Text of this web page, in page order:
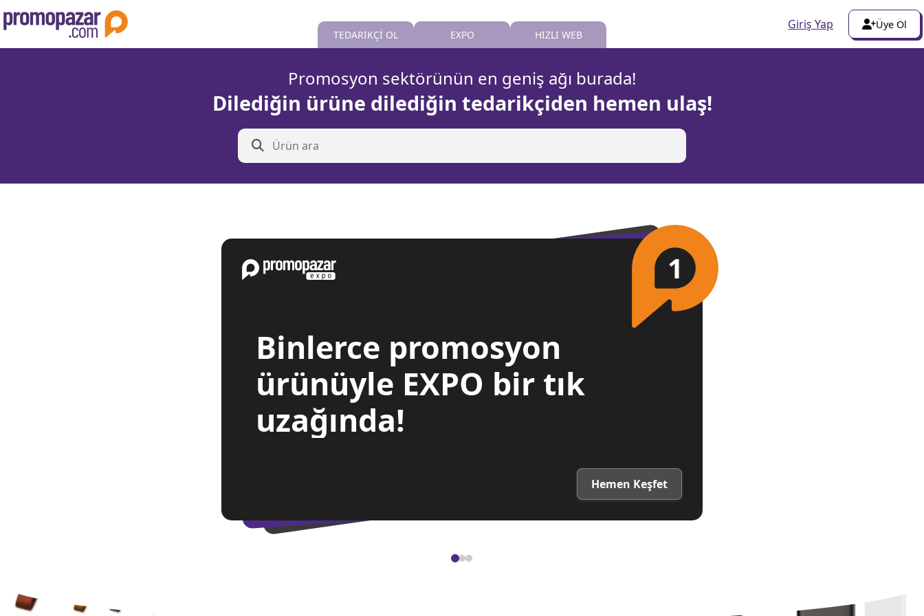
TEDARİKÇİ OL EXPO HIZLI WEB
Giriş Yap Üye Ol
Promosyon sektörünün en geniş ağı burada!
Dilediğin ürüne dilediğin tedarikçiden hemen ulaş!
Binlerce promosyon
ürünüyle EXPO bir tık
uzağında!
1
Hemen Keşfet